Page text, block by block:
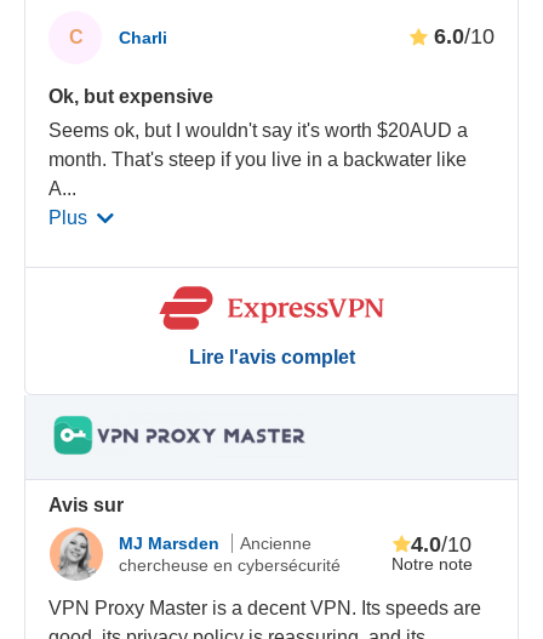
C Charli 6.0/10
Ok, but expensive
Seems ok, but I wouldn't say it's worth $20AUD a
month. That's steep if you live in a backwater like
A...
Plus
Lire l'avis complet
Avis sur
MJ Marsden
Ancienne
chercheuse en cybersécurité
Notre note
4.0/10
VPN Proxy Master is a decent VPN. Its speeds are